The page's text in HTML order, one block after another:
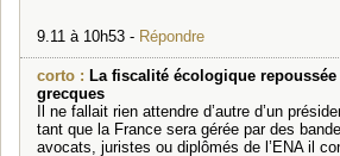
9.11 à 10h53 - Répondre
corto : La fiscalité écologique
grecques
Il ne fallait rien attendre d’autre d’un
tant que la France sera gérée par des
avocats, juristes ou diplômés de l’ENA il